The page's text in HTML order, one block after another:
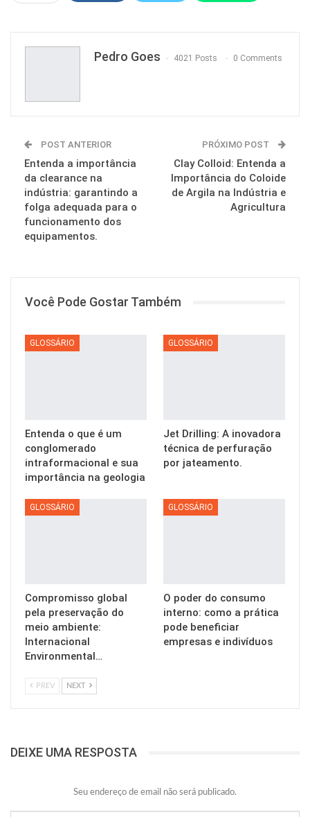
Pedro Goes 4021 Posts 0 Comments
POST ANTERIOR
Entenda a importância
da clearance na
indústria: garantindo a
folga adequada para o
funcionamento dos
equipamentos.
PRÓXIMO POST
Clay Colloid: Entenda a
Importância do Coloide
de Argila na Indústria e
Agricultura
Você Pode Gostar Também
GLOSSÁRIO
Entenda o que é um
conglomerado
intraformacional e sua
importância na geologia
GLOSSÁRIO
Jet Drilling: A inovadora
técnica de perfuração
por jateamento.
GLOSSÁRIO
Compromisso global
pela preservação do
meio ambiente:
Internacional
Environmental…
GLOSSÁRIO
O poder do consumo
interno: como a prática
pode beneficiar
empresas e indivíduos
PREV NEXT
DEIXE UMA RESPOSTA
Seu endereço de email não será publicado.